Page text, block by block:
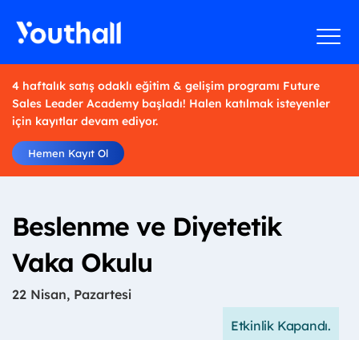
4 haftalık satış odaklı eğitim & gelişim programı Future
Sales Leader Academy başladı! Halen katılmak isteyenler
için kayıtlar devam ediyor.
Hemen Kayıt Ol
Beslenme ve Diyetetik
Vaka Okulu
22 Nisan, Pazartesi
Etkinlik Kapandı.